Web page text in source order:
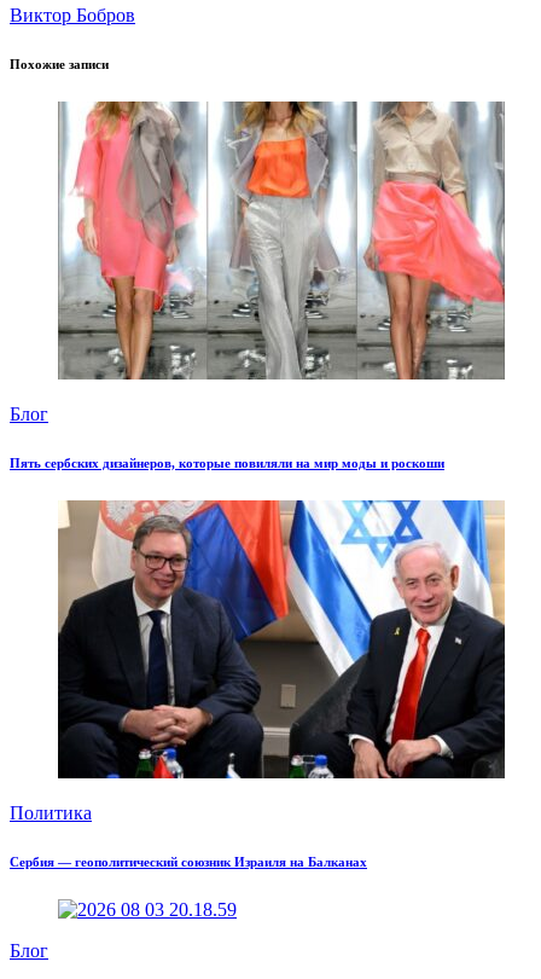
Виктор Бобров
Похожие записи
Блог
Пять сербских дизайнеров, которые повиляли на мир моды и роскоши
Политика
Сербия — геополитический союзник Израиля на Балканах
Блог